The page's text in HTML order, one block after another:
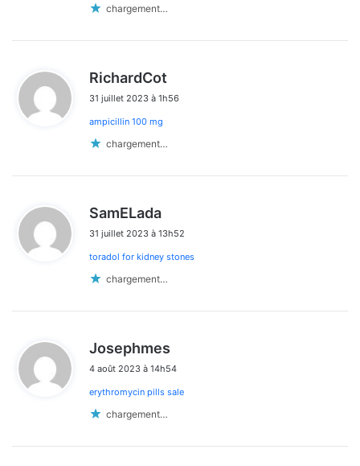
chargement…
RichardCot
t
31 juillet 2023 à 1h56
ampicillin 100 mg
chargement…
SamELada
t
31 juillet 2023 à 13h52
toradol for kidney stones
chargement…
Josephmes
t
4 août 2023 à 14h54
erythromycin pills sale
chargement…